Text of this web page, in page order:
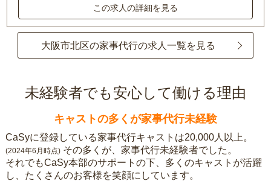
この求人の詳細を見る
大阪市北区の家事代行の求人一覧を見る
未経験者でも安心して働ける理由
キャストの多くが家事代行未経験
CaSyに登録している家事代行キャストは20,000人以上。
(2024年6月時点) その多くが、家事代行未経験者でした。
それでもCaSy本部のサポートの下、多くのキャストが活躍
し、たくさんのお客様を笑顔にしています。